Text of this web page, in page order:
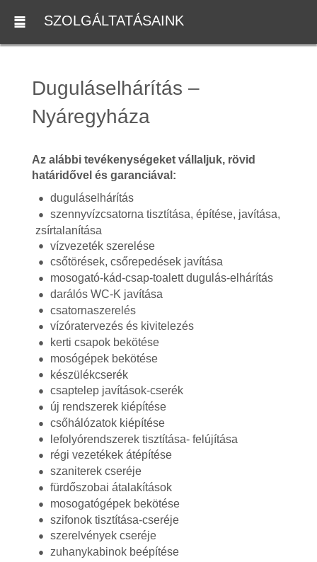
SZOLGÁLTATÁSAINK
Duguláselhárítás –
Nyáregyháza
Az alábbi tevékenységeket vállaljuk, rövid
határidővel és garanciával:
duguláselhárítás
szennyvízcsatorna tisztítása, építése, javítása,
zsírtalanítása
vízvezeték szerelése
csőtörések, csőrepedések javítása
mosogató-kád-csap-toalett dugulás-elhárítás
darálós WC-K javítása
csatornaszerelés
vízóratervezés és kivitelezés
kerti csapok bekötése
mosógépek bekötése
készülékcserék
csaptelep javítások-cserék
új rendszerek kiépítése
csőhálózatok kiépítése
lefolyórendszerek tisztítása- felújítása
régi vezetékek átépítése
szaniterek cseréje
fürdőszobai átalakítások
mosogatógépek bekötése
szifonok tisztítása-cseréje
szerelvények cseréje
zuhanykabinok beépítése